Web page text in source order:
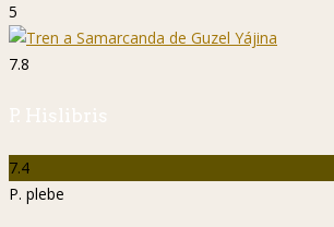
5
7.8
P. Hislibris
7.4
P. plebe